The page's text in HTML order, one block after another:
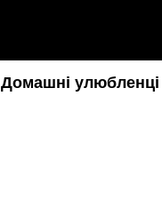
Домашні улюбленці